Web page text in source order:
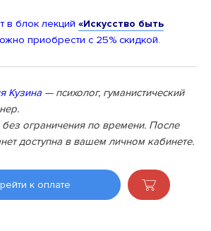
в блок лекций «Искусство быть
приобрести с 25% скидкой.
Кузина — психолог, гуманистический
ограничения по времени. После
доступна в вашем личном кабинете.
к оплате